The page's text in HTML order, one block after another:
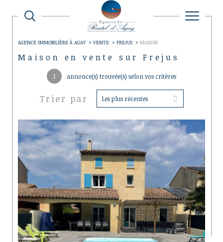
AGENCE IMMOBILIÈRE À AGAY VENTE FREJUS MAISON
Maison en vente sur Frejus
1 annonce(s) trouvée(s) selon vos critères
Trier par Les plus récentes